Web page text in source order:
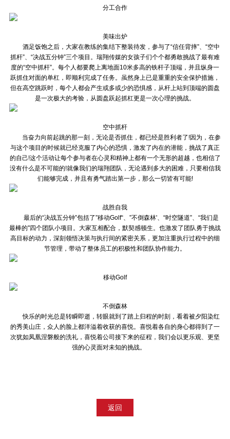
分工合作
美味出炉
酒足饭饱之后，大家在教练的集结下整装待发，参与了“信任背摔”、“空中
抓杆”、“决战五分钟”三个项目。瑞翔传媒的女孩子们个个都勇敢挑战了最有难
度的“空中抓杆”。每个人都要爬上离地面10米多高的铁杆子顶端，并且纵身一
跃抓住对面的单杠，即顺利完成了任务。虽然身上已是重重的安全保护措施，
但在高空跳跃时，每个人都会产生或多或少的恐惧感，从杆上站到顶端的圆盘
是一次极大的考验，从圆盘跃起抓杠更是一次心理的挑战。
空中抓杆
当奋力向前起跳的那一刻，无论是否抓住，都已经是胜利者了!因为，在参
与这个项目的时候就已经克服了内心的恐惧，激发了内在的潜能，挑战了真正
的自己!这个活动让每个参与者在心灵和精神上都有一个无形的超越，也相信了
没有什么是不可能的!就像我们的瑞翔团队，无论遇到多大的困难，只要相信我
们能够完成，并且有勇气踏出第一步，那么一切皆有可能!
战胜自我
最后的“决战五分钟”包括了”移动Golf“、”不倒森林'、“时空隧道”、“我们是
最棒的"四个团队小项目。大家互相配合，默契感顿生。也激发了团队勇于挑战
高目标的动力，深刻领悟决策与执行间的紧密关系，更加注重执行过程中的细
节管理，带动了整体员工的积极性和团队协作能力。
移动Golf
不倒森林
快乐的时光总是转瞬即逝，转眼就到了踏上归程的时刻，看着被夕阳染红
的秀美山庄，众人的脸上都洋溢着收获的喜悦。喜悦着各自的身心都得到了一
次犹如凤凰涅磐般的洗礼，喜悦着公司接下来的征程，我们会以更乐观、更坚
强的心灵面对未知的挑战。
返回